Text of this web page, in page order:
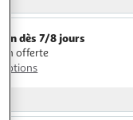
dès 7/8 jours
offerte